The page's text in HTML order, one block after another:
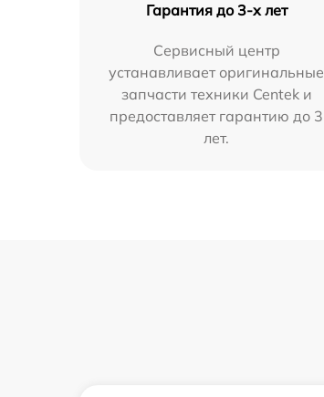
Гарантия до 3-х лет
Сервисный центр
устанавливает оригинальные
запчасти техники Centek и
предоставляет гарантию до 3
лет.